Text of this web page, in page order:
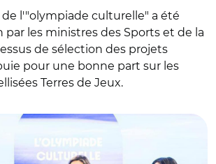
l'"olympiade culturelle" a été
par les ministres des Sports et de la
de sélection des projets
pour une bonne part sur les
Terres de Jeux.
Estanguet, Amélie Oudéa-Castéra et